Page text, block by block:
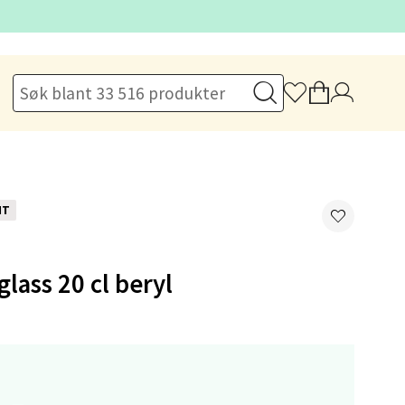
20 cl beryl